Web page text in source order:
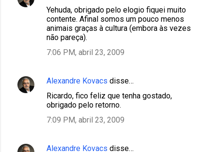
Yehuda, obrigado pelo elogio fiquei muito
contente. Afinal somos um pouco menos
animais graças à cultura (embora às vezes
não pareça).
7:06 PM, abril 23, 2009
Alexandre Kovacs disse…
Ricardo, fico feliz que tenha gostado,
obrigado pelo retorno.
7:09 PM, abril 23, 2009
Alexandre Kovacs disse…